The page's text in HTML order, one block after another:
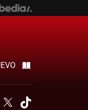
YoutubeTwitter